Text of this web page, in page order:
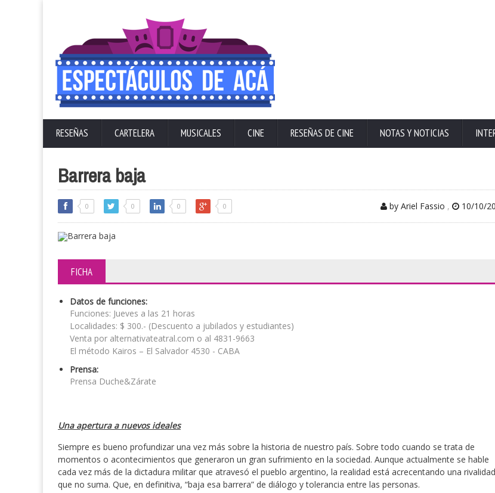
RESEÑAS CARTELERA MUSICALES CINE RESEÑAS DE CINE NOTAS Y NOTICIAS
Barrera baja
0 0 0 0 by Ariel Fassio , 10/10/
FICHA
Datos de funciones:
Funciones: Jueves a las 21 horas
Localidades: $ 300.- (Descuento a jubilados y estudiantes)
Venta por alternativateatral.com o al 4831-9663
El método Kairos – El Salvador 4530 - CABA
Prensa:
Prensa Duche&Zárate
Una apertura a nuevos ideales
Siempre es bueno profundizar una vez más sobre la historia de nuestro país. Sobre todo cuando se trata de
momentos o acontecimientos que generaron un gran sufrimiento en la sociedad. Aunque actualmente se hable
cada vez más de la dictadura militar que atravesó el pueblo argentino, la realidad está acrecentando una rivalidad
que no suma. Que, en definitiva, “baja esa barrera” de diálogo y tolerancia entre las personas.